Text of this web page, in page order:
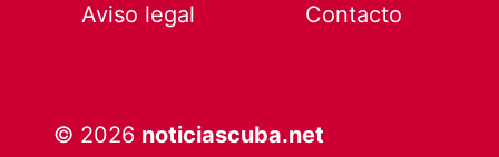
Aviso legal
Contacto
© 2026 noticiascuba.net